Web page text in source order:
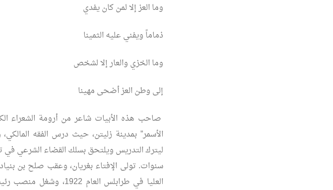
وما العز إلا لمن كان يفدي
ذماماً ويفني عليه الثمينا
وما الخزي والعار إلا لشخص
إلى وطن العز أضحى مهينا
صاحب هذه الأبيات شاعر من أرومة الشعراء
الأسمر” بمدينة زليتن، حيث درس الفقه
ليترك التدريس ويلتحق بسلك القضاء الشرعي في